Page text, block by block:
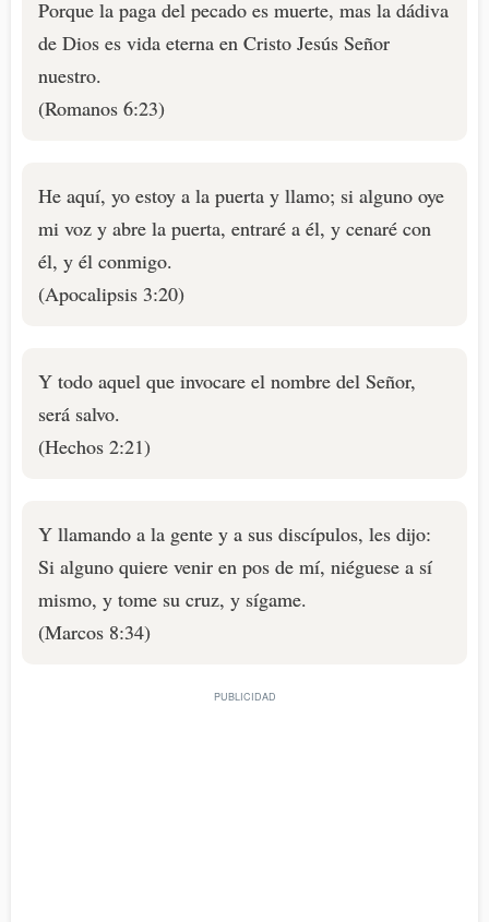
Porque la paga del pecado es muerte, mas la dádiva
de Dios es vida eterna en Cristo Jesús Señor
nuestro.
(Romanos 6:23)
He aquí, yo estoy a la puerta y llamo; si alguno oye
mi voz y abre la puerta, entraré a él, y cenaré con
él, y él conmigo.
(Apocalipsis 3:20)
Y todo aquel que invocare el nombre del Señor,
será salvo.
(Hechos 2:21)
Y llamando a la gente y a sus discípulos, les dijo:
Si alguno quiere venir en pos de mí, niéguese a sí
mismo, y tome su cruz, y sígame.
(Marcos 8:34)